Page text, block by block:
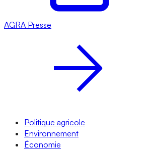
AGRA Presse
Politique agricole
Environnement
Économie